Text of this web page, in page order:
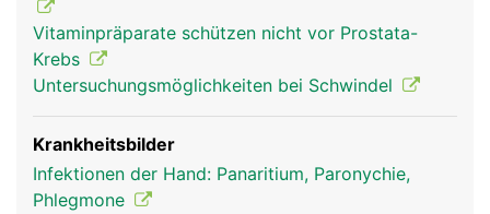
Hauptfunktionen der Finger sind Greifen, Tasten
und Fühlen.
Vitaminpräparate schützen nicht vor Prostata-
Krebs
Untersuchungsmöglichkeiten bei Schwindel
Krankheitsbilder
Infektionen der Hand: Panaritium, Paronychie,
Phlegmone